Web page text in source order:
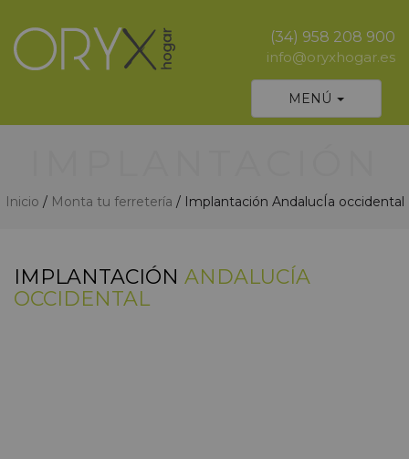
(34) 958 208 900
info@oryxhogar.es
Desplegar
navegación
MENÚ
Inicio / Monta tu ferretería / Implantación AndalucÍa occidental
IMPLANTACIÓN ANDALUCÍA
OCCIDENTAL